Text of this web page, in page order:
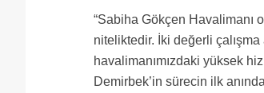
“Sabiha Gökçen Havalimanı
niteliktedir. İki değerli
havalimanımızdaki yüksek
Demirbek’in sürecin ilk